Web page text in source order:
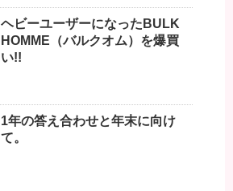
ヘビーユーザーになったBULK
HOMME（バルクオム）を爆買
い!!
1年の答え合わせと年末に向け
て。